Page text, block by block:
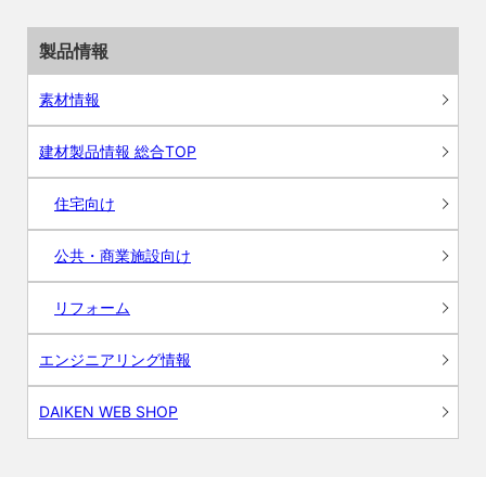
製品情報
素材情報
建材製品情報 総合TOP
住宅向け
公共・商業施設向け
リフォーム
エンジニアリング情報
DAIKEN WEB SHOP